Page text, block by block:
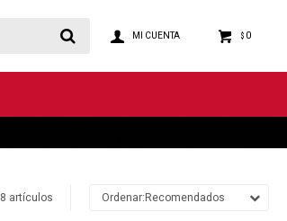
$ 0
8 artículos Recomendados